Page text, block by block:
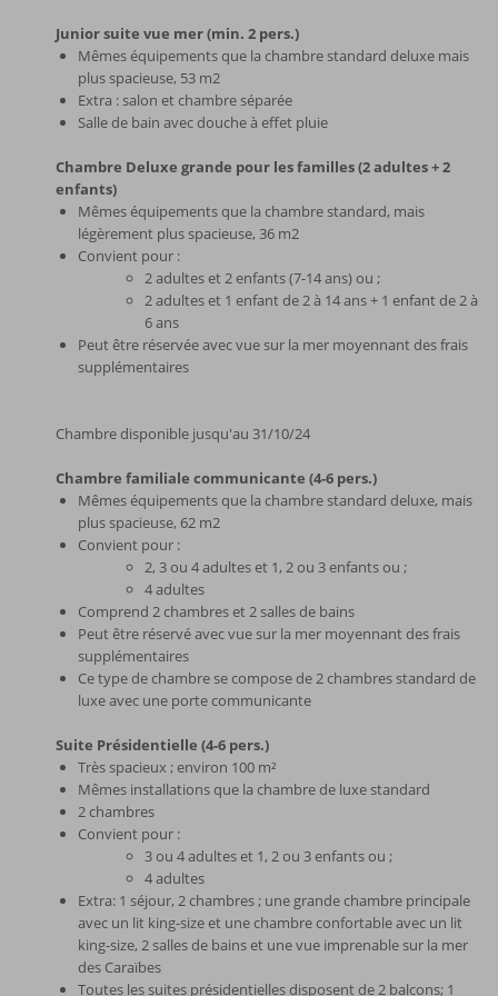
Junior suite vue mer (min. 2 pers.)
Mêmes équipements que la chambre standard deluxe mais
plus spacieuse, 53 m2
Extra : salon et chambre séparée
Salle de bain avec douche à effet pluie
Chambre Deluxe grande pour les familles (2 adultes + 2
enfants)
Mêmes équipements que la chambre standard, mais
légèrement plus spacieuse, 36 m2
Convient pour :
2 adultes et 2 enfants (7-14 ans) ou ;
2 adultes et 1 enfant de 2 à 14 ans + 1 enfant de 2 à
6 ans
Peut être réservée avec vue sur la mer moyennant des frais
supplémentaires
Chambre disponible jusqu'au 31/10/24
Chambre familiale communicante (4-6 pers.)
Mêmes équipements que la chambre standard deluxe, mais
plus spacieuse, 62 m2
Convient pour :
2, 3 ou 4 adultes et 1, 2 ou 3 enfants ou ;
4 adultes
Comprend 2 chambres et 2 salles de bains
Peut être réservé avec vue sur la mer moyennant des frais
supplémentaires
Ce type de chambre se compose de 2 chambres standard de
luxe avec une porte communicante
Suite Présidentielle (4-6 pers.)
Très spacieux ; environ 100 m²
Mêmes installations que la chambre de luxe standard
2 chambres
Convient pour :
3 ou 4 adultes et 1, 2 ou 3 enfants ou ;
4 adultes
Extra: 1 séjour, 2 chambres ; une grande chambre principale
avec un lit king-size et une chambre confortable avec un lit
king-size, 2 salles de bains et une vue imprenable sur la mer
des Caraïbes
Toutes les suites présidentielles disposent de 2 balcons; 1